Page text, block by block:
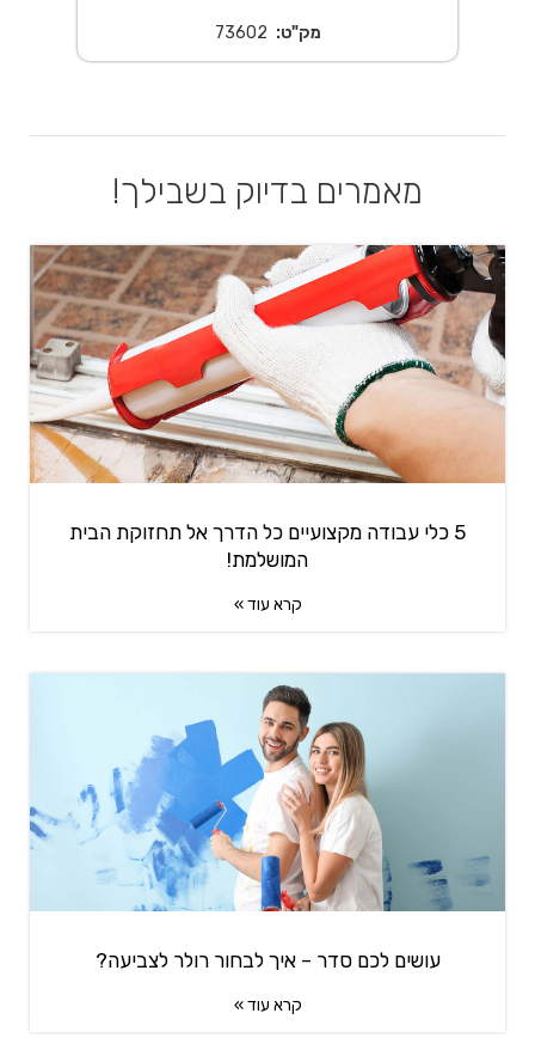
מק"ט: 73602
מאמרים בדיוק בשבילך!
5 כלי עבודה מקצועיים כל הדרך אל תחזוקת הבית
המושלמת!
קרא עוד »
עושים לכם סדר – איך לבחור רולר לצביעה?
קרא עוד »